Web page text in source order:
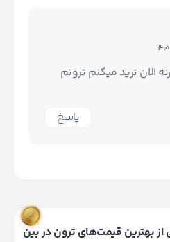
الان ترید میکنم ترونم
پاسخ
از بهترین قیمت‌های ترون در بین